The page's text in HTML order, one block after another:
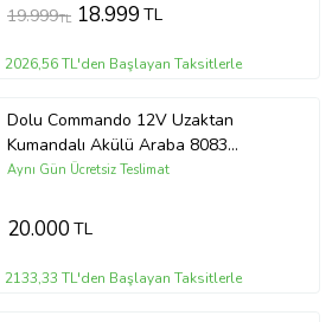
19.999TL 18.999TL
2026,56 TL'den Başlayan Taksitlerle
Dolu Commando 12V Uzaktan
Kumandalı Akülü Araba 8083
(Kamuflaj)
Aynı Gün Ücretsiz Teslimat
20.000TL
2133,33 TL'den Başlayan Taksitlerle